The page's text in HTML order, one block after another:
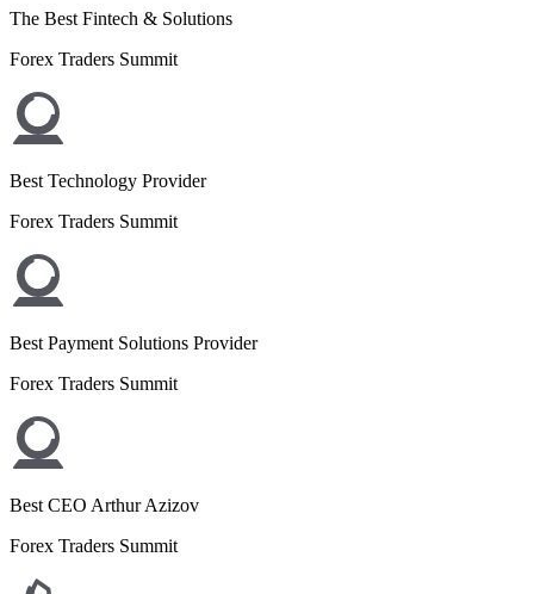
The Best Fintech & Solutions
Forex Traders Summit
Best Technology Provider
Forex Traders Summit
Best Payment Solutions Provider
Forex Traders Summit
Best CEO Arthur Azizov
Forex Traders Summit